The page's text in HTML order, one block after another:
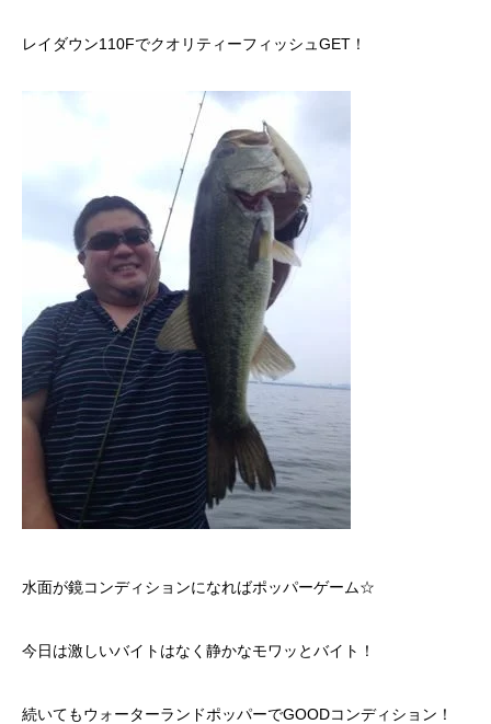
レイダウン110FでクオリティーフィッシュGET！
水面が鏡コンディションになればポッパーゲーム☆
今日は激しいバイトはなく静かなモワッとバイト！
続いてもウォーターランドポッパーでGOODコンディション！